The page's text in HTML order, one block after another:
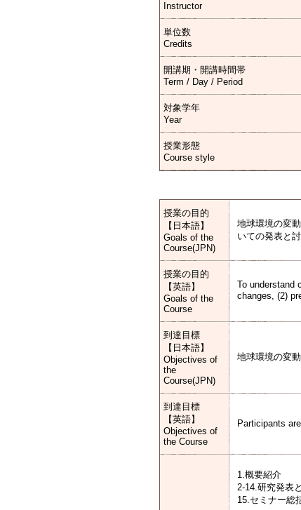
Instructor
単位数
Credits
開講期・開講時間帯
Term / Day / Period
対象学年
Year
授業形態
Course style
授業の目的
【日本語】
Goals of the
Course(JPN)
地球環境の変
いての発表と
授業の目的
【英語】
Goals of the
Course
To understand
changes, (2)
到達目標
【日本語】
Objectives of
the
Course(JPN)
地球環境の変
到達目標
【英語】
Objectives of
the Course
Participants
1.概要紹介
2-14.研究発表
15.セミナー総